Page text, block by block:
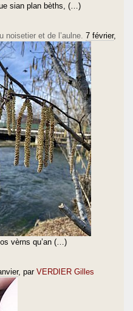
sian plan bèths, (…)
noisetier et de l’aulne. 7 février,
vèrns qu’an (…)
, par VERDIER Gilles